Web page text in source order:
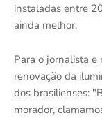
instaladas entre
ainda melhor.
Para o jornalista e
renovação da
dos brasilienses:
morador,